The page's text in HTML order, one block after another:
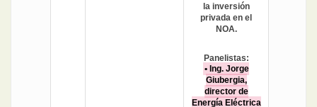
la inversión
privada en el
NOA.
Panelistas:
• Ing. Jorge
Giubergia,
director de
Energía Eléctrica